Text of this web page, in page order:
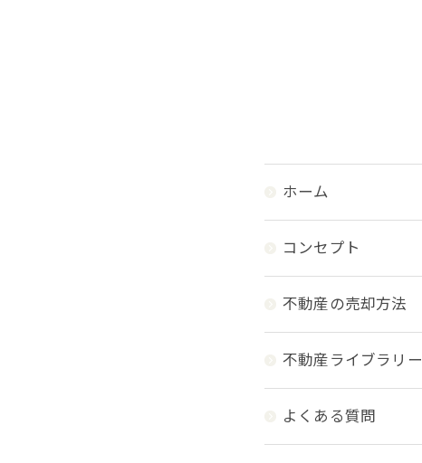
ホーム
コンセプト
不動産の売却方法
不動産ライブラリー
よくある質問